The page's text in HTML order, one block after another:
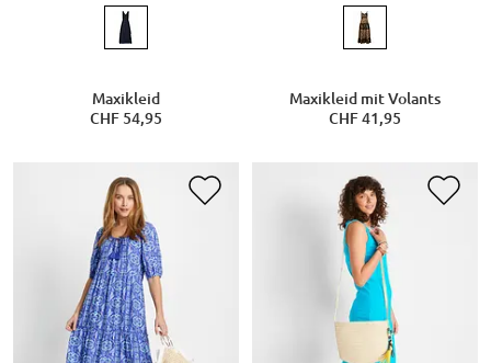
Maxikleid
CHF 54,95
Maxikleid mit Volants
CHF 41,95